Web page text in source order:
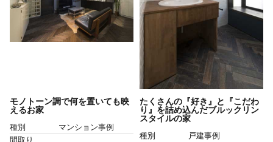
モノトーン調で何を置いても映
えるお家
種別
マンション事例
間取り
たくさんの『好き』と『こだわ
り』を詰め込んだブルックリン
スタイルの家
種別
戸建事例